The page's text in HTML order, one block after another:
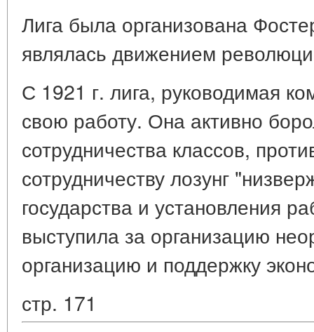
Лига была организована
являлась движением
С 1921 г. лига, руководимая
свою работу. Она активно
сотрудничества классов,
сотрудничеству лозунг
государства и установления
выступила за организацию
организацию и поддержку
стр. 171